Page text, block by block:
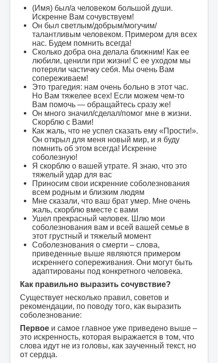
(Имя) был/а человеком большой души.
Искренне Вам сочувствуем!
Он был светлым/добрым/могучим/
талантливым человеком. Примером для всех
нас. Будем помнить всегда!
Сколько добра она делала ближним! Как ее
любили, ценили при жизни! С ее уходом мы
потеряли частичку себя. Мы очень Вам
сопереживаем!
Это трагедия: нам очень больно в этот час.
Но Вам тяжелее всех! Если можем чем-то
Вам помочь — обращайтесь сразу же!
Он много значил/сделал/помог мне в жизни.
Скорблю с Вами!
Как жаль, что не успел сказать ему «Прости!».
Он открыл для меня новый мир, и я буду
помнить об этом всегда! Искренне
соболезную!
Я скорблю о вашей утрате. Я знаю, что это
тяжелый удар для вас
Приносим свои искренние соболезнования
всем родным и близким людям
Мне сказали, что ваш брат умер. Мне очень
жаль, скорблю вместе с вами
Ушел прекрасный человек. Шлю мои
соболезнования вам и всей вашей семье в
этот грустный и тяжелый момент
Соболезнования о смерти – слова,
приведенные выше являются примером
искреннего сопереживания. Они могут быть
адаптированы под конкретного человека.
Как правильно выразить сочувствие?
Существует несколько правил, советов и
рекомендации, по поводу того, как выразить
соболезнование:
Первое и самое главное уже приведено выше –
это искренность, которая выражается в том, что
слова идут не из головы, как заученный текст, но
от сердца.